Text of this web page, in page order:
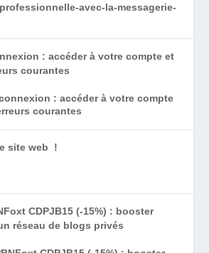
: accéder à votre compte et
courantes
site web !
CDPJB15 (-15%) : booster
réseau de blogs privés